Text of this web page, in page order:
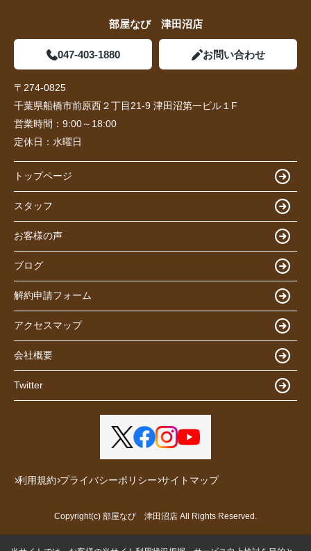
部屋なび 津田沼店
047-403-1880 お問い合わせ
〒274-0825
千葉県船橋市前原西２丁目21-9 津田沼第一ビル１F
営業時間： 9:00～18:00
定休日： 水曜日
トップページ
スタッフ
お客様の声
ブログ
解約申請フォーム
アクセスマップ
会社概要
Twitter
利用規約 プライバシーポリシー サイトマップ
Copyright(c) 部屋なび 津田沼店 All Rights Reserved.